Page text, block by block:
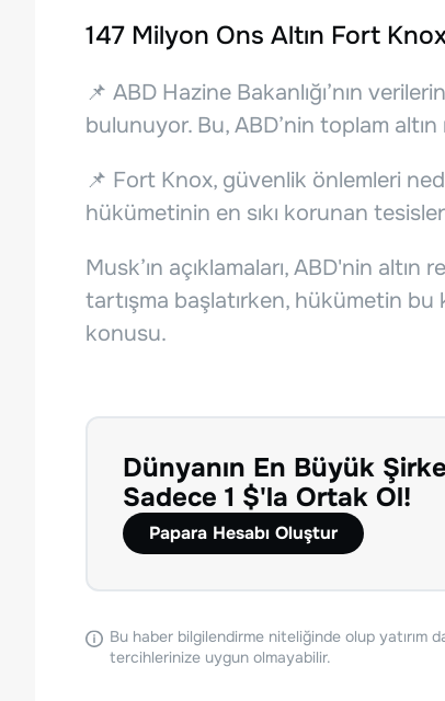
147 Milyon Ons Altın Fort
📌 ABD Hazine Bakanlığı’nın
bulunuyor. Bu, ABD’nin toplam
📌 Fort Knox, güvenlik önlemleri
hükümetinin en sıkı korunan
Musk’ın açıklamaları, ABD'nin
tartışma başlatırken, hükümetin bu
konusu.
Dünyanın En Büyük
Sadece 1 $'la Ortak Ol!
Papara Hesabı Oluştur
Bu haber bilgilendirme niteliğinde olup yatırım
tercihlerinize uygun olmayabilir.